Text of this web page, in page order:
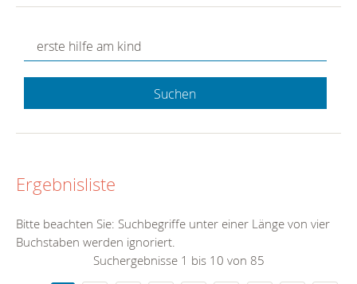
Suchen
Ergebnisliste
Bitte beachten Sie: Suchbegriffe unter einer Länge von vier
Buchstaben werden ignoriert.
Suchergebnisse 1 bis 10 von 85